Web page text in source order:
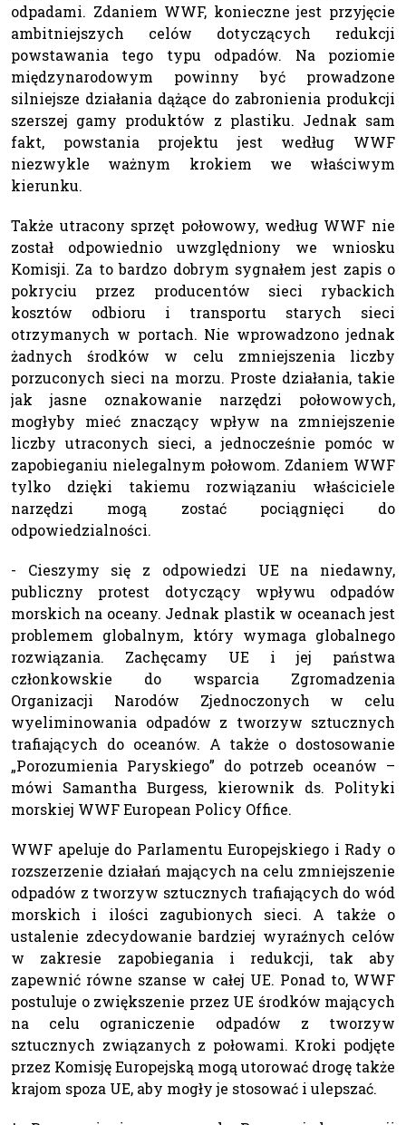
odpadami. Zdaniem WWF, konieczne jest przyjęcie
ambitniejszych celów dotyczących redukcji
powstawania tego typu odpadów. Na poziomie
międzynarodowym powinny być prowadzone
silniejsze działania dążące do zabronienia produkcji
szerszej gamy produktów z plastiku. Jednak sam
fakt, powstania projektu jest według WWF
niezwykle ważnym krokiem we właściwym
kierunku.
Także utracony sprzęt połowowy, według WWF nie
został odpowiednio uwzględniony we wniosku
Komisji. Za to bardzo dobrym sygnałem jest zapis o
pokryciu przez producentów sieci rybackich
kosztów odbioru i transportu starych sieci
otrzymanych w portach. Nie wprowadzono jednak
żadnych środków w celu zmniejszenia liczby
porzuconych sieci na morzu. Proste działania, takie
jak jasne oznakowanie narzędzi połowowych,
mogłyby mieć znaczący wpływ na zmniejszenie
liczby utraconych sieci, a jednocześnie pomóc w
zapobieganiu nielegalnym połowom. Zdaniem WWF
tylko dzięki takiemu rozwiązaniu właściciele
narzędzi mogą zostać pociągnięci do
odpowiedzialności.
- Cieszymy się z odpowiedzi UE na niedawny,
publiczny protest dotyczący wpływu odpadów
morskich na oceany. Jednak plastik w oceanach jest
problemem globalnym, który wymaga globalnego
rozwiązania. Zachęcamy UE i jej państwa
członkowskie do wsparcia Zgromadzenia
Organizacji Narodów Zjednoczonych w celu
wyeliminowania odpadów z tworzyw sztucznych
trafiających do oceanów. A także o dostosowanie
„Porozumienia Paryskiego” do potrzeb oceanów –
mówi Samantha Burgess, kierownik ds. Polityki
morskiej WWF European Policy Office.
WWF apeluje do Parlamentu Europejskiego i Rady o
rozszerzenie działań mających na celu zmniejszenie
odpadów z tworzyw sztucznych trafiających do wód
morskich i ilości zagubionych sieci. A także o
ustalenie zdecydowanie bardziej wyraźnych celów
w zakresie zapobiegania i redukcji, tak aby
zapewnić równe szanse w całej UE. Ponad to, WWF
postuluje o zwiększenie przez UE środków mających
na celu ograniczenie odpadów z tworzyw
sztucznych związanych z połowami. Kroki podjęte
przez Komisję Europejską mogą utorować drogę także
krajom spoza UE, aby mogły je stosować i ulepszać.